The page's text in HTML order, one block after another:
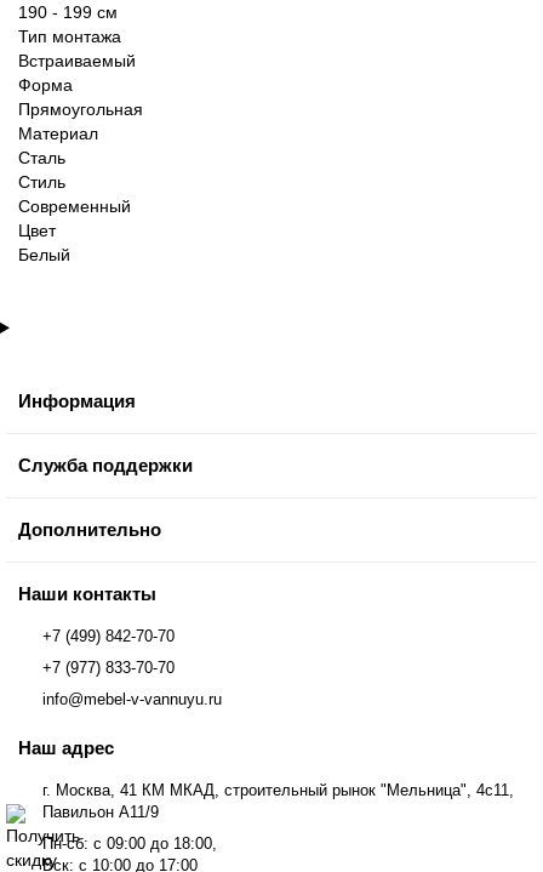
190 - 199 см
Тип монтажа
Встраиваемый
Форма
Прямоугольная
Материал
Сталь
Стиль
Современный
Цвет
Белый
Информация
Служба поддержки
Дополнительно
Наши контакты
+7 (499) 842-70-70
+7 (977) 833-70-70
info@mebel-v-vannuyu.ru
Наш адрес
г. Москва, 41 КМ МКАД, строительный рынок "Мельница", 4с11,
Павильон А11/9
Пн-сб: с 09:00 до 18:00,
Вск: с 10:00 до 17:00